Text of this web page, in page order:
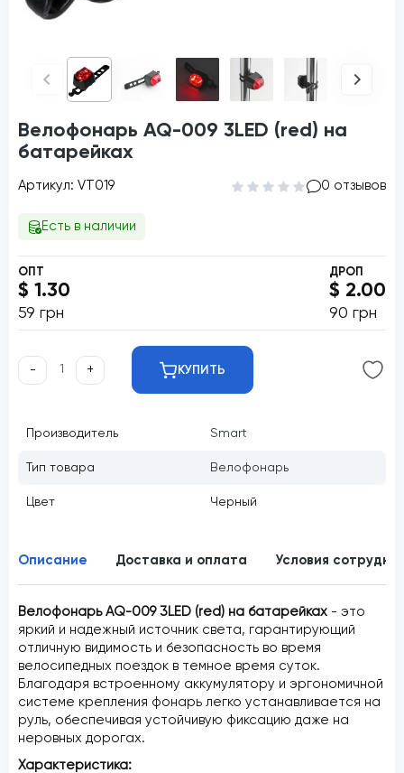
Велофонарь AQ-009 3LED (red) на
батарейках
Артикул: VT019 0 отзывов
Есть в наличии
ОПТ
$ 1.30
59 грн
ДРОП
$ 2.00
90 грн
- + КУПИТЬ
Производитель Smart
Тип товара Велофонарь
Цвет Черный
Описание Доставка и оплата Условия
Велофонарь AQ-009 3LED (red) на батарейках - это
яркий и надежный источник света, гарантирующий
отличную видимость и безопасность во время
велосипедных поездок в темное время суток.
Благодаря встроенному аккумулятору и эргономичной
системе крепления фонарь легко устанавливается на
руль, обеспечивая устойчивую фиксацию даже на
неровных дорогах.
Характеристика: